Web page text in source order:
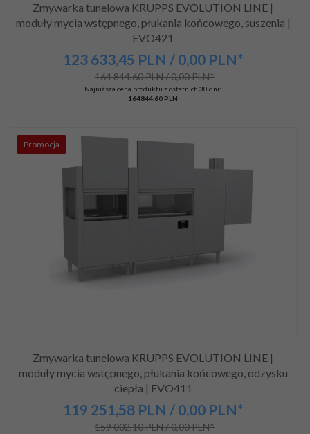
Zmywarka tunelowa KRUPPS EVOLUTION LINE |
moduły mycia wstępnego, płukania końcowego, suszenia |
EVO421
123 633,45 PLN / 0,00 PLN*
164 844,60 PLN / 0,00 PLN*
Najniższa cena produktu z ostatnich 30 dni:
164844.60 PLN
Promocja
Zmywarka tunelowa KRUPPS EVOLUTION LINE |
moduły mycia wstępnego, płukania końcowego, odzysku
ciepła | EVO411
119 251,58PLN / 0,00 PLN*
159 002,10 PLN / 0,00 PLN*